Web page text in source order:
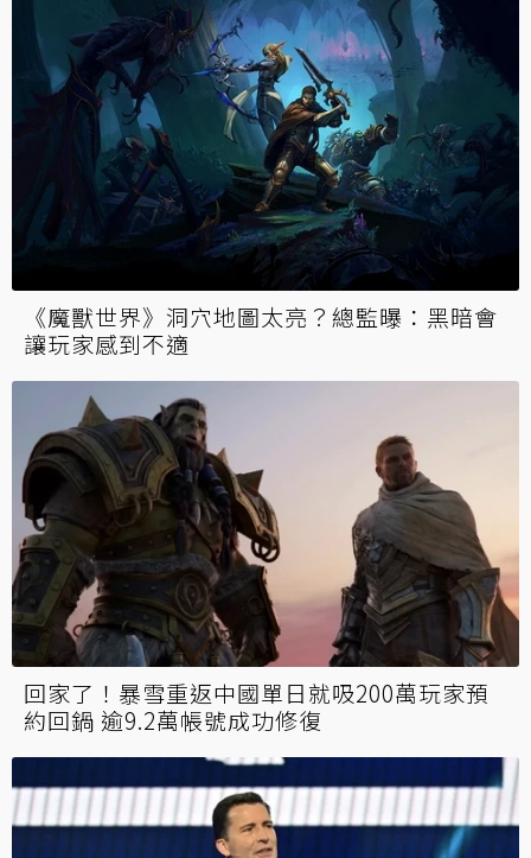
《魔獸世界》洞穴地圖太亮？總監曝：黑暗會
讓玩家感到不適
回家了！暴雪重返中國單日就吸200萬玩家預
約回鍋 逾9.2萬帳號成功修復